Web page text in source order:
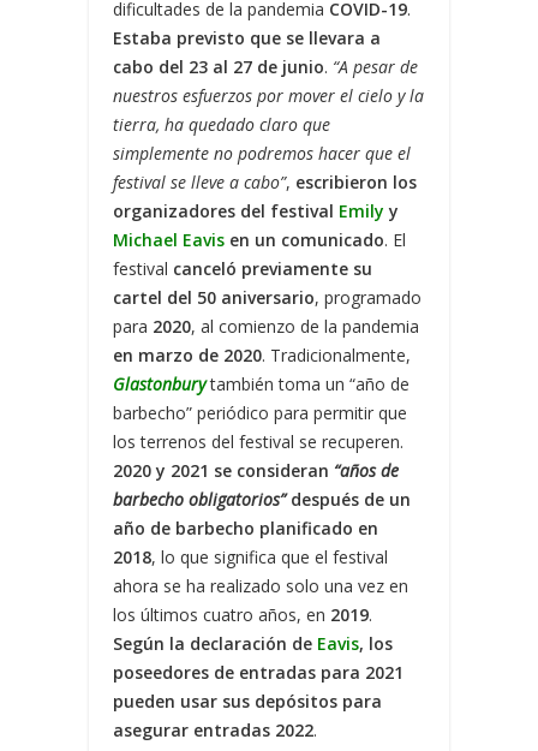
dificultades de la pandemia COVID-19.
Estaba previsto que se llevara a
cabo del 23 al 27 de junio. “A pesar de
nuestros esfuerzos por mover el cielo y la
tierra, ha quedado claro que
simplemente no podremos hacer que el
festival se lleve a cabo”, escribieron los
organizadores del festival Emily y
Michael Eavis en un comunicado. El
festival canceló previamente su
cartel del 50 aniversario, programado
para 2020, al comienzo de la pandemia
en marzo de 2020. Tradicionalmente,
Glastonbury también toma un “año de
barbecho” periódico para permitir que
los terrenos del festival se recuperen.
2020 y 2021 se consideran “años de
barbecho obligatorios”después de un
año de barbecho planificado en
2018, lo que significa que el festival
ahora se ha realizado solo una vez en
los últimos cuatro años, en 2019.
Según la declaración de Eavis, los
poseedores de entradas para 2021
pueden usar sus depósitos para
asegurar entradas 2022.